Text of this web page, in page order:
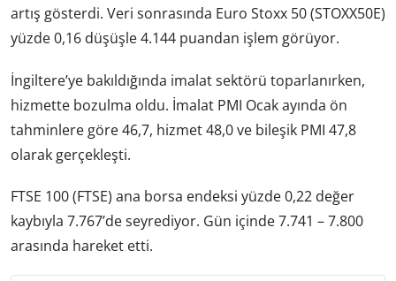
artış gösterdi. Veri sonrasında Euro Stoxx 50 (STOXX50E)
yüzde 0,16 düşüşle 4.144 puandan işlem görüyor.
İngiltere’ye bakıldığında imalat sektörü toparlanırken,
hizmette bozulma oldu. İmalat PMI Ocak ayında ön
tahminlere göre 46,7, hizmet 48,0 ve bileşik PMI 47,8
olarak gerçekleşti.
FTSE 100 (FTSE) ana borsa endeksi yüzde 0,22 değer
kaybıyla 7.767’de seyrediyor. Gün içinde 7.741 – 7.800
arasında hareket etti.